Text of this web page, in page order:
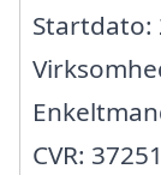
Startdato:
CVR: